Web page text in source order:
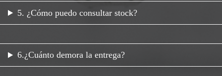
5. ¿Cómo puedo consultar stock?
6.¿Cuánto demora la entrega?